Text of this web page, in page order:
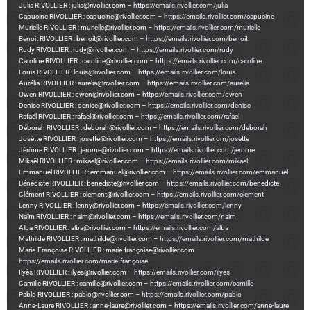
Julia RIVOLLIER : julia@rivollier.com – https://emails.rivollier.com/julia
Capucine RIVOLLIER : capucine@rivollier.com – https://emails.rivollier.com/capucine
Murielle RIVOLLIER : murielle@rivollier.com – https://emails.rivollier.com/murielle
Benoit RIVOLLIER : benoit@rivollier.com – https://emails.rivollier.com/benoit
Rudy RIVOLLIER : rudy@rivollier.com – https://emails.rivollier.com/rudy
Caroline RIVOLLIER : caroline@rivollier.com – https://emails.rivollier.com/caroline
Louis RIVOLLIER : louis@rivollier.com – https://emails.rivollier.com/louis
Aurélia RIVOLLIER : aurelia@rivollier.com – https://emails.rivollier.com/aurelia
Owen RIVOLLIER : owen@rivollier.com – https://emails.rivollier.com/owen
Denise RIVOLLIER : denise@rivollier.com – https://emails.rivollier.com/denise
Rafaël RIVOLLIER : rafael@rivollier.com – https://emails.rivollier.com/rafael
Déborah RIVOLLIER : deborah@rivollier.com – https://emails.rivollier.com/deborah
Josétte RIVOLLIER : josette@rivollier.com – https://emails.rivollier.om/josette
Jérôme RIVOLLIER : jerome@rivollier.com – https://emails.rivollier.com/jerome
Mikaël RIVOLLIER : mikael@rivollier.com – https://emails.rivollier.com/mikael
Emmanuel RIVOLLIER : emmanuel@rivollier.com – https://emails.rivollier.com/emmanuel
Bénédicte RIVOLLIER : benedicte@rivollier.com – https://emails.rivollier.com/benedicte
Clément RIVOLLIER : clement@rivollier.com – https://emails.rivollier.com/clement
Lenny RIVOLLIER : lenny@rivollier.com – https://emails.rivollier.com/lenny
Naïm RIVOLLIER : naim@rivollier.com – https://emails.rivollier.com/naim
Alba RIVOLLIER : alba@rivollier.com – https://emails.rivollier.com/alba
Mathilde RIVOLLIER : mathilde@rivollier.com – https://emails.rivollier.com/mathilde
Marie-Françoise RIVOLLIER : marie-françoise@rivollier.com –
https://emails.rivollier.com/marie-françoise
Ilyès RIVOLLIER : ilyes@rivollier.com – https://emails.rivollier.com/ilyes
Camille RIVOLLIER : camille@rivollier.com – https://emails.rivollier.com/camille
Pablo RIVOLLIER : pablo@rivollier.com – https://emails.rivollier.com/pablo
Anne-Laure RIVOLLIER : anne-laure@rivollier.com – https://emails.rivollier.com/anne-laure